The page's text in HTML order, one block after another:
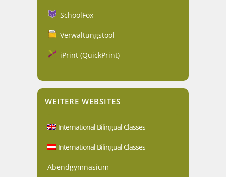
SchoolFox
Verwaltungstool
iPrint (QuickPrint)
WEITERE WEBSITES
International Bilingual Classes
International Bilingual Classes
Abendgymnasium